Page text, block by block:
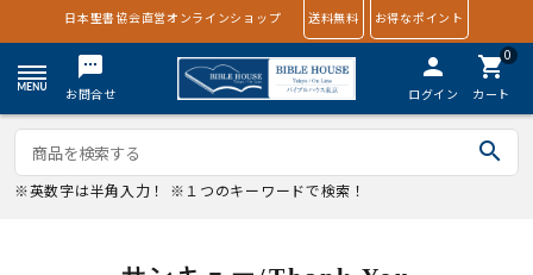
日本聖書協会直営オンラインショップ 送料無料 お得なポイント
textsms
お問合せ
person
ログイン
0
shopping_cart
カート
search
※英数字は半角入力！ ※１つのキーワードで検索！